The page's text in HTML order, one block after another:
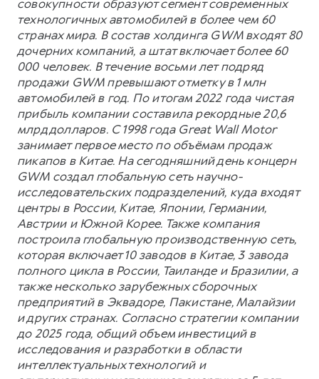
совокупности образуют сегмент современных
технологичных автомобилей в более чем 60
странах мира. В состав холдинга GWM входят 80
дочерних компаний, а штат включает более 60
000 человек. В течение восьми лет подряд
продажи GWM превышают отметку в 1 млн
автомобилей в год. По итогам 2022 года чистая
прибыль компании составила рекордные 20,6
млрд долларов. С 1998 года Great Wall Motor
занимает первое место по объёмам продаж
пикапов в Китае. На сегодняшний день концерн
GWM создал глобальную сеть научно-
исследовательских подразделений, куда входят
центры в России, Китае, Японии, Германии,
Австрии и Южной Корее. Также компания
построила глобальную производственную сеть,
которая включает 10 заводов в Китае, 3 завода
полного цикла в России, Таиланде и Бразилии, а
также несколько зарубежных сборочных
предприятий в Эквадоре, Пакистане, Малайзии
и других странах. Согласно стратегии компании
до 2025 года, общий объем инвестиций в
исследования и разработки в области
интеллектуальных технологий и